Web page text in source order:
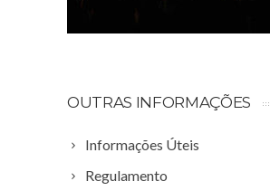
OUTRAS INFORMAÇÕES
Informações Úteis
Regulamento